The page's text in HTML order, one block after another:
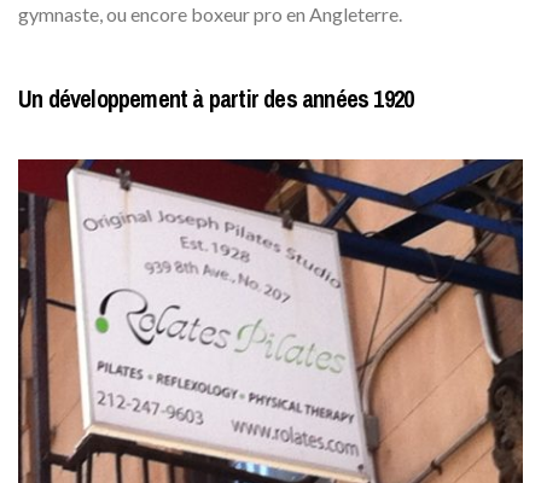
gymnaste, ou encore boxeur pro en Angleterre.
Un développement à partir des années 1920